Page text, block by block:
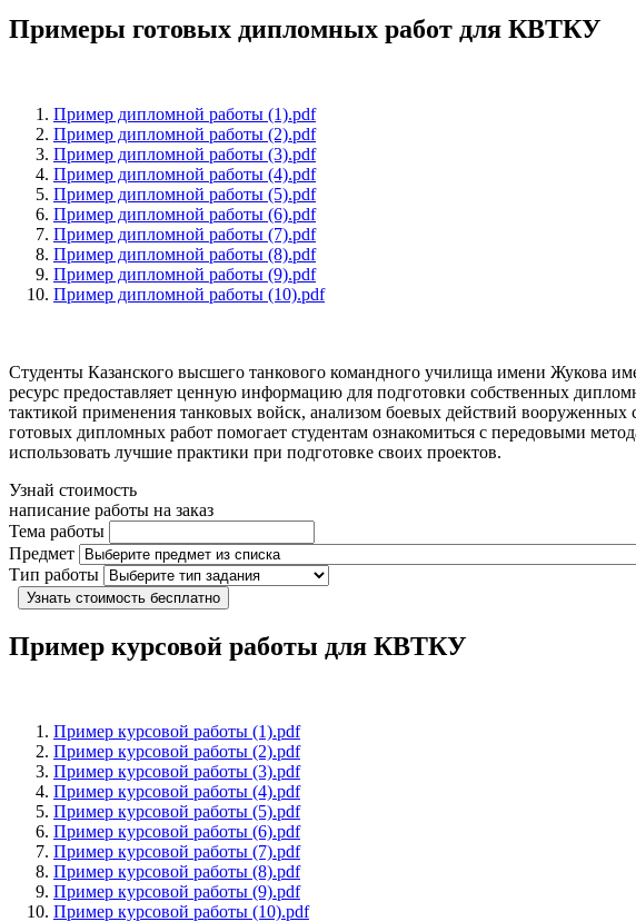
Примеры готовых дипломных работ для КВТКУ
Пример дипломной работы (1).pdf
Пример дипломной работы (2).pdf
Пример дипломной работы (3).pdf
Пример дипломной работы (4).pdf
Пример дипломной работы (5).pdf
Пример дипломной работы (6).pdf
Пример дипломной работы (7).pdf
Пример дипломной работы (8).pdf
Пример дипломной работы (9).pdf
Пример дипломной работы (10).pdf
Студенты Казанского высшего танкового командного училища имени Жукова
ресурс предоставляет ценную информацию для подготовки собственных
тактикой применения танковых войск, анализом боевых действий
готовых дипломных работ помогает студентам ознакомиться с передовыми
использовать лучшие практики при подготовке своих проектов.
Узнай стоимость
написание работы на заказ
Тема работы
Предмет
Тип работы
Узнать стоимость бесплатно
Пример курсовой работы для КВТКУ
Пример курсовой работы (1).pdf
Пример курсовой работы (2).pdf
Пример курсовой работы (3).pdf
Пример курсовой работы (4).pdf
Пример курсовой работы (5).pdf
Пример курсовой работы (6).pdf
Пример курсовой работы (7).pdf
Пример курсовой работы (8).pdf
Пример курсовой работы (9).pdf
Пример курсовой работы (10).pdf